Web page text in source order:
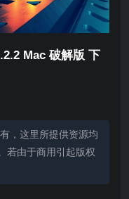
Mac 破解版 下
，这里所提供资源均
若由于商用引起版权